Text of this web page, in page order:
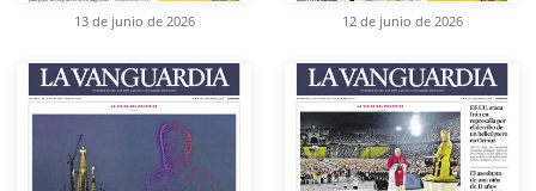
13 de junio de 2026 12 de junio de 2026